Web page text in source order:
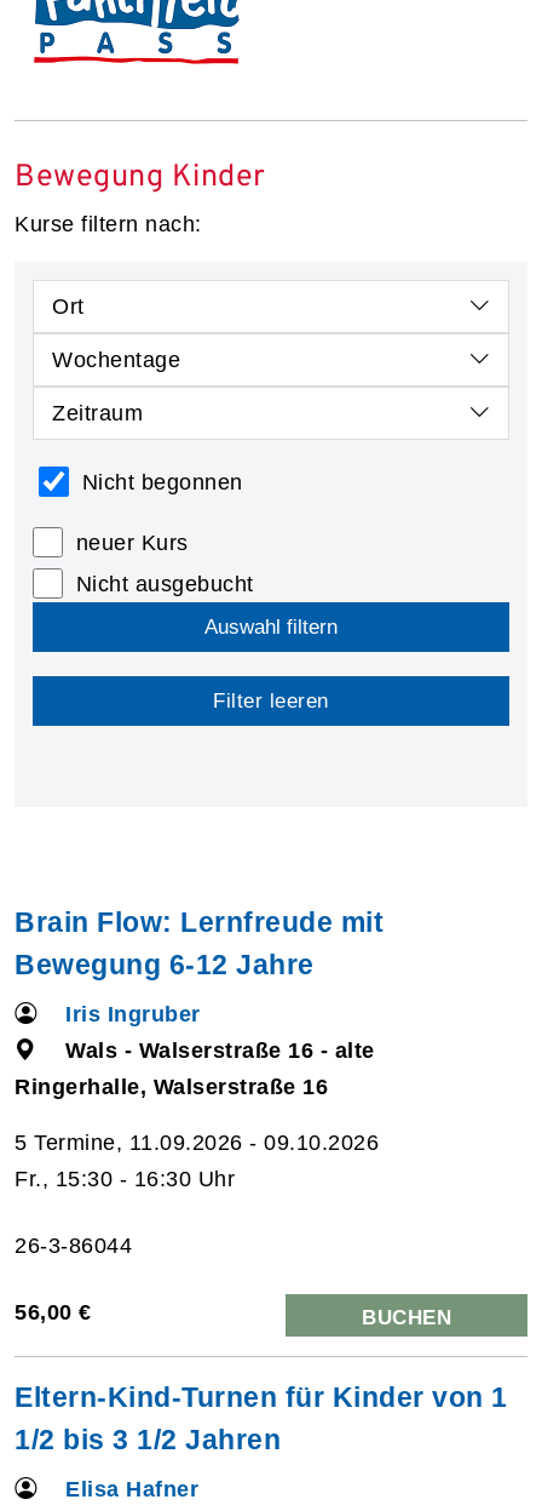
Bewegung Kinder
Kurse filtern nach:
Ort
Wochentage
Zeitraum
Nicht begonnen
neuer Kurs
Nicht ausgebucht
Auswahl filtern
Filter leeren
Brain Flow: Lernfreude mit
Bewegung 6-12 Jahre
Iris Ingruber
Wals - Walserstraße 16 - alte
Ringerhalle, Walserstraße 16
5 Termine, 11.09.2026 - 09.10.2026
Fr., 15:30 - 16:30 Uhr
26-3-86044
56,00 € BUCHEN
Eltern-Kind-Turnen für Kinder von 1
1/2 bis 3 1/2 Jahren
Elisa Hafner